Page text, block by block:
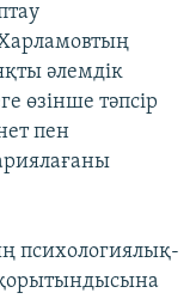
әлемдік
өзінше тәпсір
пен
психологиялық-